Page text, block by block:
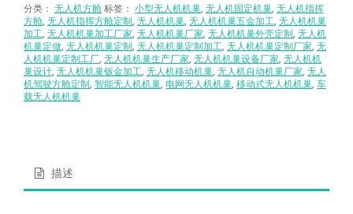
分类： 无人机方舱 标签： 小型无人机机巢, 无人机固定机巢, 无人机指挥
方舱, 无人机指挥方舱定制 , 无人机机巢, 无人机机巢五金加工, 无人机机巢
加工, 无人机机巢加工厂家, 无人机机巢厂家, 无人机机巢外壳定制 , 无人机
机巢定做, 无人机机巢定制 , 无人机机巢定制加工, 无人机机巢定制厂家, 无
人机机巢定制工厂, 无人机机巢生产厂家, 无人机机巢设备厂家, 无人机机
巢设计, 无人机机巢钣金加工, 无人机移动机巢, 无人机自动机巢厂家, 无人
机驾驶方舱定制 , 智能无人机机巢, 电网无人机机巢, 移动式无人机机巢, 车
载无人机机巢
描述